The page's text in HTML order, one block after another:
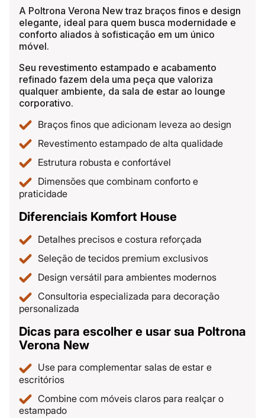
A Poltrona Verona New traz braços finos e design
elegante, ideal para quem busca modernidade e
conforto aliados à sofisticação em um único
móvel.
Seu revestimento estampado e acabamento
refinado fazem dela uma peça que valoriza
qualquer ambiente, da sala de estar ao lounge
corporativo.
Braços finos que adicionam leveza ao design
Revestimento estampado de alta qualidade
Estrutura robusta e confortável
Dimensões que combinam conforto e
praticidade
Diferenciais Komfort House
Detalhes precisos e costura reforçada
Seleção de tecidos premium exclusivos
Design versátil para ambientes modernos
Consultoria especializada para decoração
personalizada
Dicas para escolher e usar sua Poltrona
Verona New
Use para complementar salas de estar e
escritórios
Combine com móveis claros para realçar o
estampado